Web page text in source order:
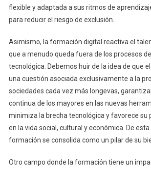
flexible y adaptada a sus ritmos de
para reducir el riesgo de exclusión.
Asimismo, la formación digital reactiva el
que a menudo queda fuera de los procesos
tecnológica. Debemos huir de la idea de que
una cuestión asociada exclusivamente a la
sociedades cada vez más longevas,
continua de los mayores en las nuevas
minimiza la brecha tecnológica y favorece su
en la vida social, cultural y económica. De
formación se consolida como un pilar de su
Otro campo donde la formación tiene un